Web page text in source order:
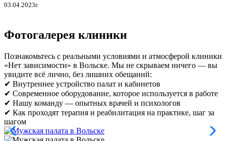
03.04.2023г.
Фотогалерея клиники
Познакомьтесь с реальными условиями и атмосферой клиники
«Нет зависимости» в Вольске. Мы не скрываем ничего — вы
увидите всё лично, без лишних обещаний:
✔ Внутреннее устройство палат и кабинетов
✔ Современное оборудование, которое используется в работе
✔ Нашу команду — опытных врачей и психологов
✔ Как проходят терапия и реабилитация на практике, шаг за
шагом